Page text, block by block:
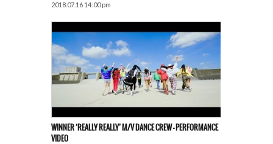
2018.07.16 14:00 pm
WINNER ‘REALLY REALLY’ M/V DANCE CREW – PERFORMANCE
VIDEO